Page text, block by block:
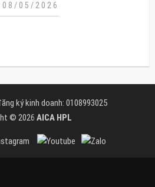
05/2026
ký kinh doanh: 0108993025
© 2026 AICA HPL